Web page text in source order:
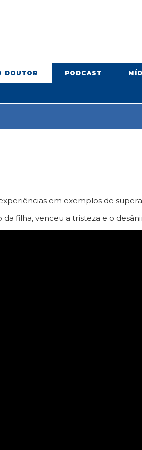
DOUTOR PODCAST
em exemplos de
filha, venceu a tristeza e o